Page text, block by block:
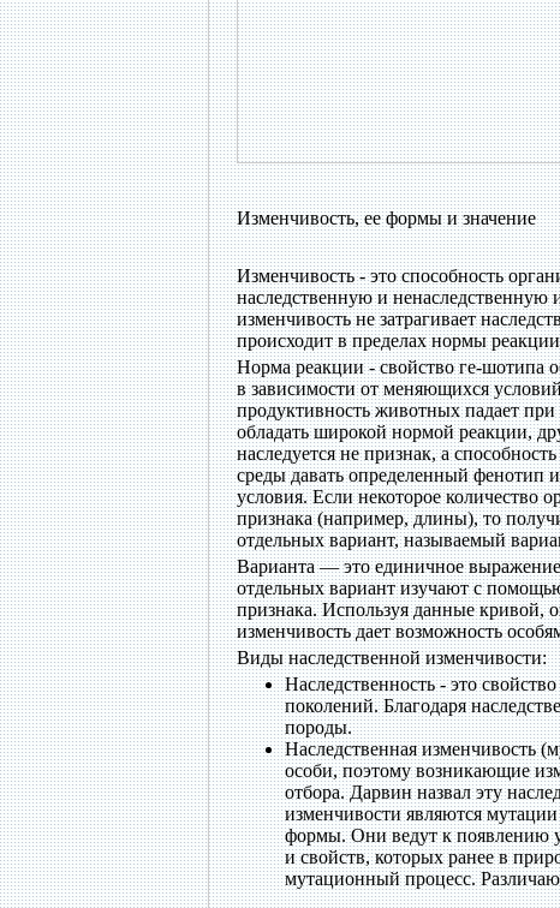
Изменчивость, ее формы и значение
Изменчивость - это способность
наследственную и ненаследственную
изменчивость не затрагивает
происходит в пределах нормы
Норма реакции - свойство ге-шотипа
в зависимости от меняющихся
продуктивность животных падает
обладать широкой нормой реакции,
наследуется не признак, а
среды давать определенный фенотип
условия. Если некоторое количество
признака (например, длины), то
отдельных вариант, называемый
Варианта — это единичное выражение
отдельных вариант изучают с
признака. Используя данные
изменчивость дает возможность
Виды наследственной изменчивости:
Наследственность - это
поколений. Благодаря
породы.
Наследственная изменчивость
особи, поэтому возникающие
отбора. Дарвин назвал эту
изменчивости являются
формы. Они ведут к появлению
и свойств, которых ранее в
мутационный процесс.